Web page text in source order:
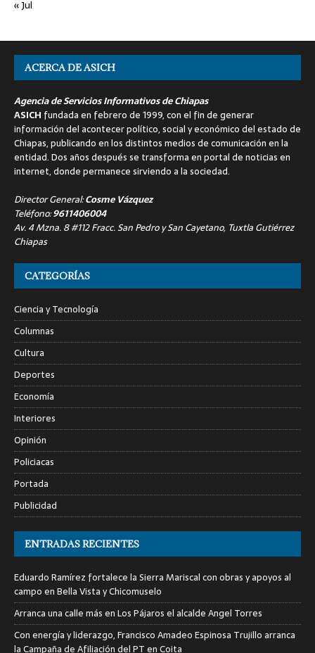
« Jul
ACERCA DE ASICH
Agencia de Servicios Informativos de Chiapas
ASICH fundada en febrero de 1999, con el fin de generar
información del acontecer político, social y económico del estado de
Chiapas, publicando en los distintos medios de comunicación en la
entidad. Dos años después se transforma en portal de noticias en
internet, donde permanece sirviendo a la sociedad.
Director General:Cosme Vázquez
Teléfono:9611406004
Av. 4 Mzna. 8 #112 Fracc. San Pedro y San Cayetano, Tuxtla Gutiérrez
Chiapas
CATEGORÍAS
Ciencia y Tecnología
Columnas
Cultura
Deportes
Economía
Interiores
Opinión
Policiacas
Portada
Publicidad
ENTRADAS RECIENTES
Eduardo Ramírez fortalece la Sierra Mariscal con obras y apoyos al
campo en Bella Vista y Chicomuselo
Arranca una calle más en Los Pájaros el alcalde Angel Torres
Con energía y liderazgo, Francisco Amadeo Espinosa Trujillo arranca
la Campaña de Afiliación del PT en Coita